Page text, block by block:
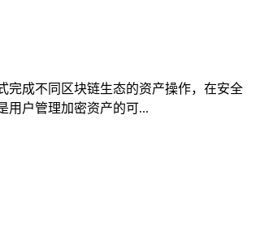
完成不同区块链生态的资产操作，在安全
用户管理加密资产的可...